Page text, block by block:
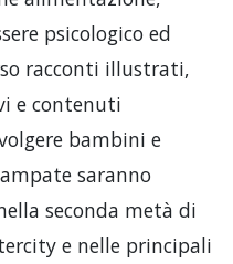
psicologico ed
racconti illustrati,
e contenuti
bambini e
saranno
seconda metà di
e nelle principali